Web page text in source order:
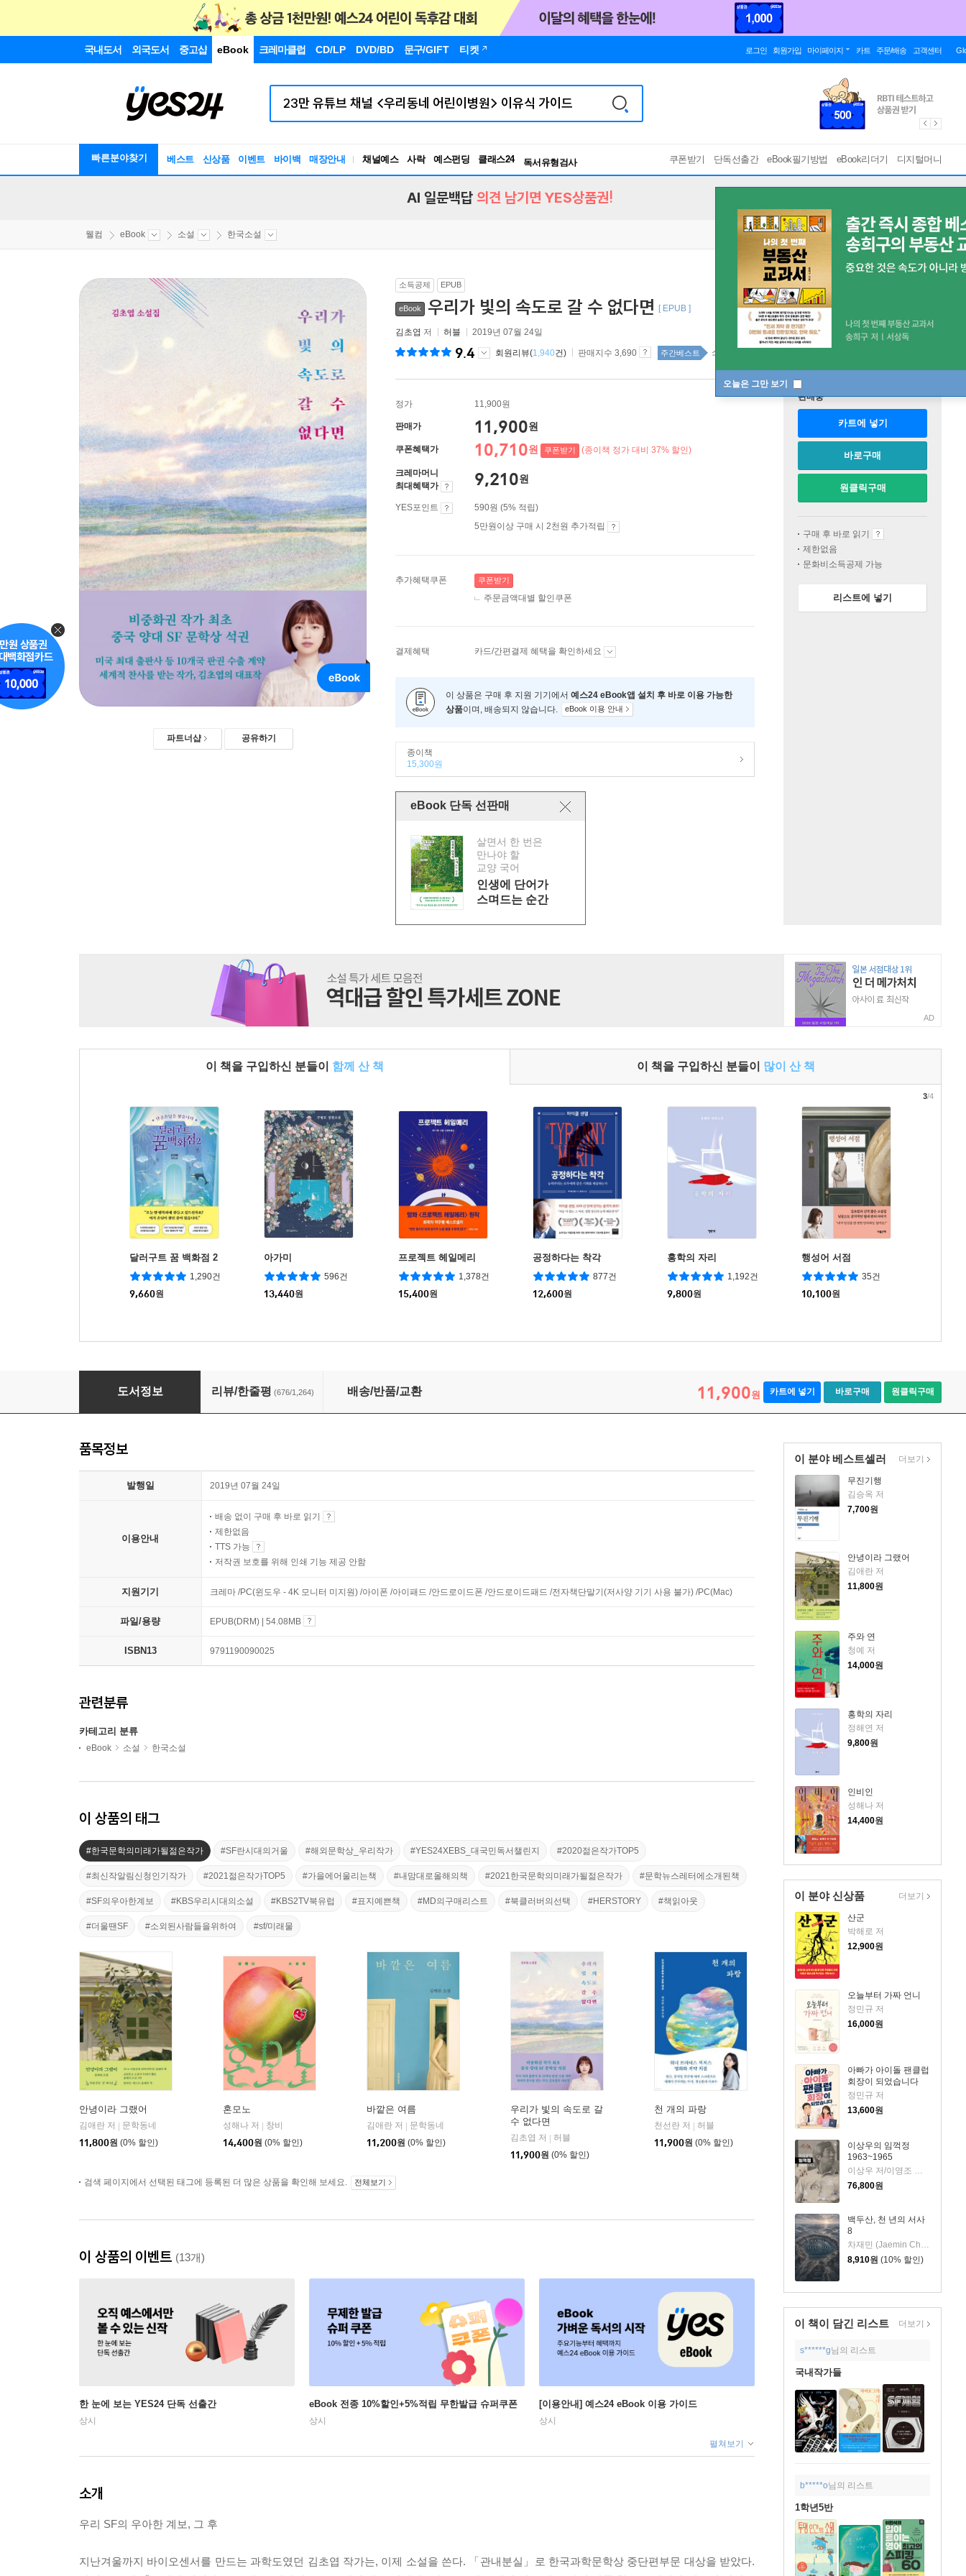
국내도서 외국도서 중고샵 eBook 크레마클럽 CD/LP DVD/BD 문구/GIFT 티켓 로그인 회원가입 마이페이지 카트 주문/배송 고객센터
빠른분야찾기 베스트 신상품 이벤트 바이백 매장안내 채널예스 사락 예스펀딩 클래스24
독서유형검사
RBTI Lab
쿠폰받기 단독선출간 eBook필기방법 eBook리더기 디지털머니
오늘은 그만 보기
AI 일문백답 의견 남기면 YES상품권!
웰컴 eBook 소설 한국소설
파트너샵 공유하기
소득공제 EPUB
eBook 우리가 빛의 속도로 갈 수 없다면 [ EPUB ]
김초엽 저 허블 2019년 07월 24일
9.4 회원리뷰(1,940건) 판매지수 3,690 주간베스트 소설 63위
정가 11,900원
판매가 11,900원
쿠폰혜택가 10,710원 쿠폰받기 (종이책 정가 대비 37% 할인)
크레마머니
최대혜택가
9,210원
YES포인트
590원 (5% 적립)
5만원이상 구매 시 2천원 추가적립
추가혜택쿠폰 쿠폰받기
주문금액대별 할인쿠폰
결제혜택 카드/간편결제 혜택을 확인하세요
이 상품은 구매 후 지원 기기에서 예스24 eBook앱 설치 후 바로 이용 가능한
상품이며, 배송되지 않습니다. eBook 이용 안내
종이책
15,300원
eBook 단독 선판매
살면서 한 번은
만나야 할
교양 국어
인생에 단어가
스며드는 순간
판매중
카트에 넣기
바로구매
원클릭구매
구매 후 바로 읽기
제한없음
문화비소득공제 가능
리스트에 넣기
AD
이 책을 구입하신 분들이 함께 산 책 이 책을 구입하신 분들이 많이 산 책
달러구트 꿈 백화점 2
1,290건
9,660원
아가미
596건
13,440원
프로젝트 헤일메리
1,378건
15,400원
공정하다는 착각
877건
12,600원
홍학의 자리
1,192건
9,800원
행성어 서점
35건
10,100원
3/4
우리가 빛의 속도로 갈 수 없다면
도서정보 리뷰/한줄평 (676/1,264) 배송/반품/교환 11,900원 카트에 넣기 바로구매 원클릭구매
이 분야 베스트셀러
무진기행
김승옥 저
7,700원
안녕이라 그랬어
김애란 저
11,800원
주와 연
청예 저
14,000원
홍학의 자리
정해연 저
9,800원
인비인
성해나 저
14,400원
더보기
이 분야 신상품
산군
박해로 저
12,900원
오늘부터 가짜 언니
정민규 저
16,000원
아빠가 아이돌 팬클럽
회장이 되었습니다
정민규 저
13,600원
이상우의 임꺽정
1963~1965
76,800원
백두산, 천 년의 서사
8
8,910원 (10% 할인)
더보기
이 책이 담긴 리스트 더보기
s******g님의 리스트
국내작가들
b*****o님의 리스트
1학년5반
품목정보
발행일 2019년 07월 24일
이용안내
배송 없이 구매 후 바로 읽기
제한없음
TTS 가능
저작권 보호를 위해 인쇄 기능 제공 안함
지원기기 크레마 /PC(윈도우 - 4K 모니터 미지원) /아이폰 /아이패드 /안드로이드폰 /안드로이드패드 /전자책단말기(저사양 기기 사용 불가) /PC(Mac)
파일/용량 EPUB(DRM) | 54.08MB
ISBN13 9791190090025
관련분류
카테고리 분류
eBook 소설 한국소설
이 상품의 태그
#한국문학의미래가될젊은작가 #SF란시대의거울 #해외문학상_우리작가 #YES24XEBS_대국민독서챌린지 #2020젊은작가TOP5
#최신작알림신청인기작가 #2021젊은작가TOP5 #가을에어울리는책 #내맘대로올해의책 #2021한국문학의미래가될젊은작가 #문학뉴스레터에소개된책
#SF의우아한계보 #KBS우리시대의소설 #KBS2TV북유럽 #표지예쁜책 #MD의구매리스트 #북클러버의선택 #HERSTORY #책읽아웃
#더울땐SF #소외된사람들을위하여 #sf/미래물
안녕이라 그랬어
김애란 저 | 문학동네
11,800원 (0% 할인)
혼모노
성해나 저 | 창비
14,400원 (0% 할인)
바깥은 여름
김애란 저 | 문학동네
11,200원 (0% 할인)
우리가 빛의 속도로 갈
수 없다면
김초엽 저 | 허블
11,900원 (0% 할인)
천 개의 파랑
천선란 저 | 허블
11,900원 (0% 할인)
검색 페이지에서 선택된 태그에 등록된 더 많은 상품을 확인해 보세요. 전체보기
이 상품의 이벤트 (13개)
한 눈에 보는 YES24 단독 선출간
상시
eBook 전종 10%할인+5%적립 무한발급 슈퍼쿠폰
상시
[이용안내] 예스24 eBook 이용 가이드
상시
펼쳐보기
소개
우리 SF의 우아한 계보, 그 후
지난겨울까지 바이오센서를 만드는 과학도였던 김초엽 작가는, 이제 소설을 쓴다. 「관내분실」로 한국과학문학상 중단편부문 대상을 받았다.